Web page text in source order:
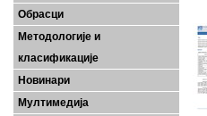
Обрасци
Методологије и
класификације
Новинари
Мултимедија